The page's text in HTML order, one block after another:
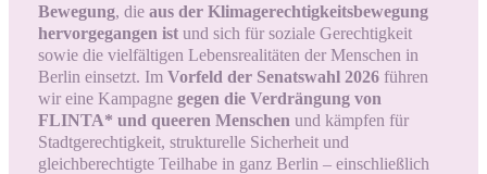
Bewegung, die aus der Klimagerechtigkeitsbewegung
hervorgegangen ist und sich für soziale Gerechtigkeit
sowie die vielfältigen Lebensrealitäten der Menschen in
Berlin einsetzt. Im Vorfeld der Senatswahl 2026 führen
wir eine Kampagne gegen die Verdrängung von
FLINTA* und queeren Menschen und kämpfen für
Stadtgerechtigkeit, strukturelle Sicherheit und
gleichberechtigte Teilhabe in ganz Berlin – einschließlich